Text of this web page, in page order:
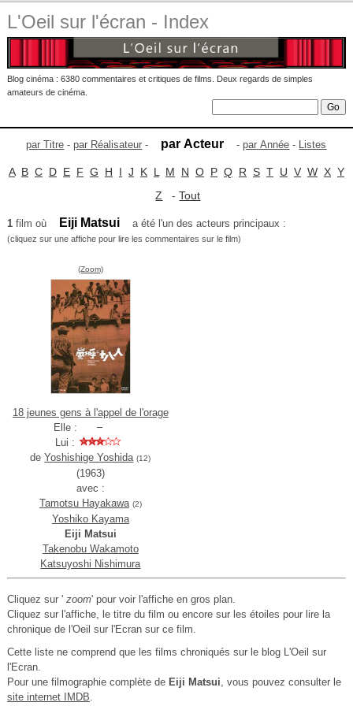
L'Oeil sur l'écran - Index
Blog cinéma : 6380 commentaires et critiques de films. Deux regards de simples
amateurs de cinéma.
par Titre -par Réalisateur - par Acteur -par Année - Listes
A B C D E F G H I J K L M N O P Q R S T U V W X Y
Z -Tout
1film où Eiji Matsui a été l'un des acteurs principaux :
(cliquez sur une affiche pour lire les commentaires sur le film)
(Zoom)
18 jeunes gens à l'appel de l'orage
Elle :
Lui :
deYoshishige Yoshida (12)
(1963)
avec :
Tamotsu Hayakawa (2)
Yoshiko Kayama
Eiji Matsui
Takenobu Wakamoto
Katsuyoshi Nishimura
Cliquez sur ' zoom' pour voir l'affiche en gros plan.
Cliquez sur l'affiche, le titre du film ou encore sur les étoiles pour lire la
chronique de l'Oeil sur l'Ecran sur ce film.
Cette liste ne comprend que les films chroniqués sur le blog L'Oeil sur
l'Ecran.
Pour une filmographie complète de Eiji Matsui, vous pouvez consulter le
site internet IMDB.